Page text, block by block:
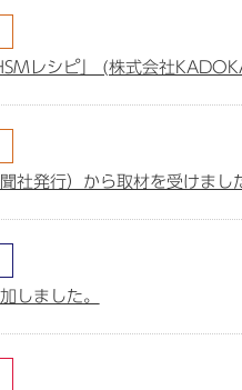
レシピ」 (株式会社
社発行）から取材を受けまし
しました。